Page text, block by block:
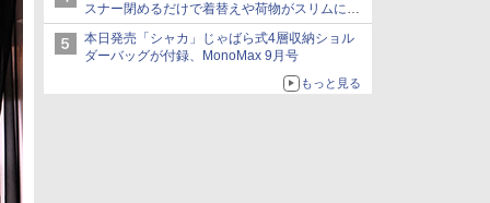
スナー閉めるだけで着替えや荷物がスリムにま
とまる
本日発売「シャカ」じゃばら式4層収納ショル
ダーバッグが付録、MonoMax 9月号
もっと見る